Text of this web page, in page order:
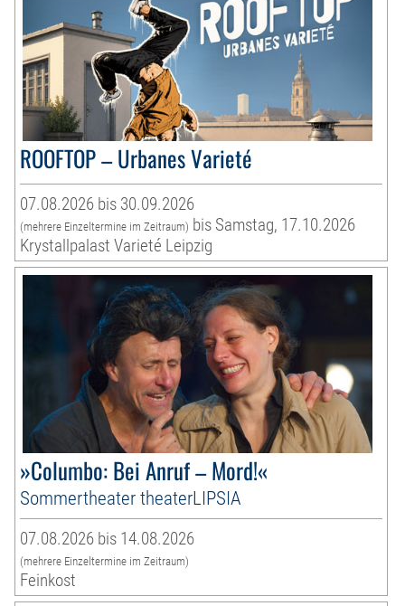
ROOFTOP – Urbanes Varieté
07.08.2026 bis 30.09.2026
(mehrere Einzeltermine im Zeitraum) bis Samstag, 17.10.2026
Krystallpalast Varieté Leipzig
»Columbo: Bei Anruf – Mord!«
Sommertheater theaterLIPSIA
07.08.2026 bis 14.08.2026
(mehrere Einzeltermine im Zeitraum)
Feinkost